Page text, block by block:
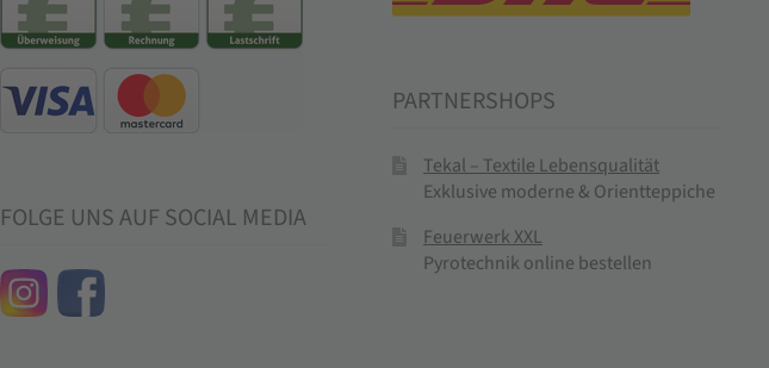
FOLGE UNS AUF SOCIAL MEDIA
PARTNERSHOPS
Tekal – Textile Lebensqualität
Exklusive moderne & Orientteppiche
Feuerwerk XXL
Pyrotechnik online bestellen